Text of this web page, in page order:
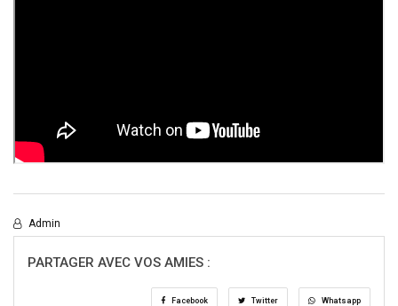
Admin
PARTAGER AVEC VOS AMIES :
Facebook Twitter Whatsapp